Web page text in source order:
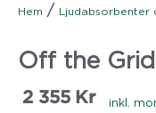
Hem / Ljudabsorbenter
Off the
2 355 Kr inkl.